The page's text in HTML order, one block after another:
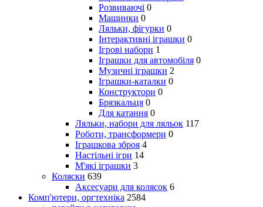
Розвиваючі 0
Машинки 0
Ляльки, фігурки 0
Інтерактивні іграшки 0
Ігрові набори 1
Іграшки для автомобіля 0
Музичні іграшки 2
Іграшки-каталки 0
Конструктори 0
Брязкальця 0
Для катання 0
Ляльки, набори для ляльок 117
Роботи, трансформери 0
Іграшкова зброя 4
Настільні ігри 14
М'які іграшки 3
Коляски 639
Аксесуари для колясок 6
Комп'ютери, оргтехніка 2584